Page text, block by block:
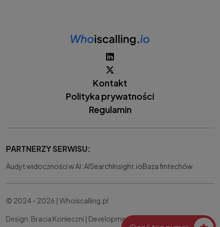
Kontakt
Polityka prywatności
Regulamin
PARTNERZY SERWISU:
Audyt widoczności w AI: AISearchInsight.ioBaza fintechów
© 2024 - 2026 | Whoiscalling.pl
Design: Bracia Konieczni | Development: